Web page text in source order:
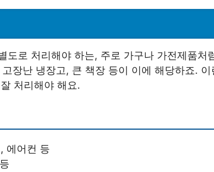
도로 처리해야 하는, 주로 가구나 가전제품처
장난 냉장고, 큰 책장 등이 이에 해당하죠.
처리해야 해요.
에어컨 등